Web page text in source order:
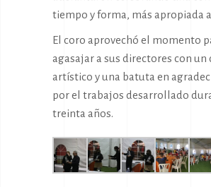
tiempo y forma, más apropiada
El coro aprovechó el momento
agasajar a sus directores con un
artístico y una batuta en
por el trabajos desarrollado
treinta años.